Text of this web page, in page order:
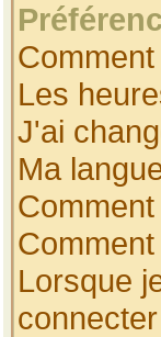
Les
J'ai
Ma
Lorsque